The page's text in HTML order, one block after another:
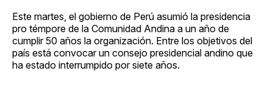
Este martes, el gobierno de Perú asumió la presidencia
pro témpore de la Comunidad Andina a un año de
cumplir 50 años la organización. Entre los objetivos del
país está convocar un consejo presidencial andino que
ha estado interrumpido por siete años.